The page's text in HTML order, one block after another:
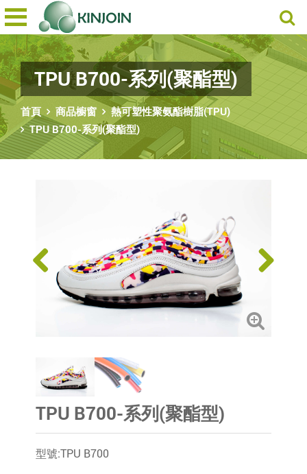
TPU B700-系列(聚酯型)
首頁 商品櫥窗
熱可塑性聚氨酯樹脂(TPU)
TPU B700-系列(聚酯型)
TPU B700-系列(聚酯型)
型號:TPU B700